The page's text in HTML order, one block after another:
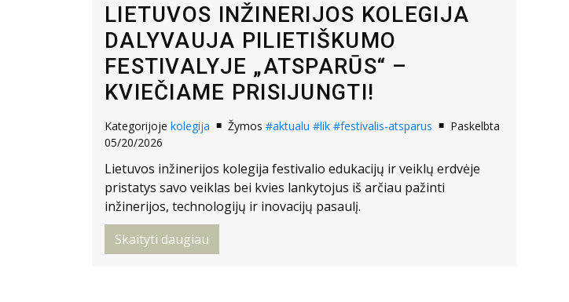
LIETUVOS INŽINERIJOS KOLEGIJA
DALYVAUJA PILIETIŠKUMO
FESTIVALYJE „ATSPARŪS“ –
KVIEČIAME PRISIJUNGTI!
Kategorijoje kolegija Žymos #aktualu #lik #festivalis-atsparus
Paskelbta
05/20/2026
Lietuvos inžinerijos kolegija festivalio edukacijų ir veiklų erdvėje
pristatys savo veiklas bei kvies lankytojus iš arčiau pažinti
inžinerijos, technologijų ir inovacijų pasaulį.
Skaityti daugiau